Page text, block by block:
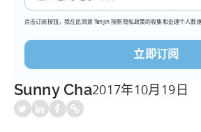
点击订阅按钮，我在此同意 Tenjin 按照隐私政策的收集和处理个人数
Sunny Cha2017年10月19日